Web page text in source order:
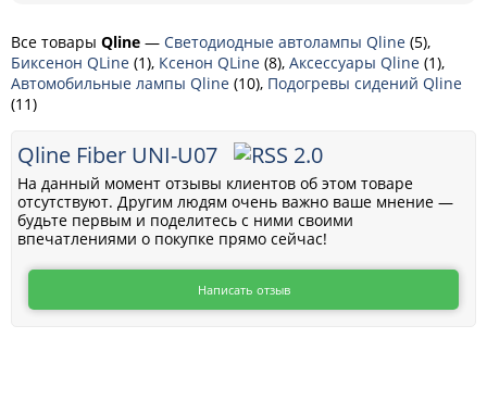
Все товары Qline — Светодиодные автолампы Qline (5),
Биксенон QLine (1), Ксенон QLine (8), Аксессуары Qline (1),
Автомобильные лампы Qline (10), Подогревы сидений Qline
(11)
Qline Fiber UNI-U07
На данный момент отзывы клиентов об этом товаре
отсутствуют. Другим людям очень важно ваше мнение —
будьте первым и поделитесь с ними своими
впечатлениями о покупке прямо сейчас!
Написать отзыв